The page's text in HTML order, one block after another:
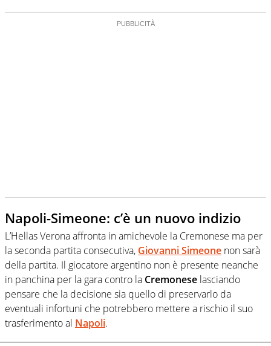
Napoli-Simeone: c’è un nuovo indizio
L’Hellas Verona affronta in amichevole la Cremonese ma per
la seconda partita consecutiva, Giovanni Simeone non sarà
della partita. Il giocatore argentino non è presente neanche
in panchina per la gara contro la Cremonese lasciando
pensare che la decisione sia quello di preservarlo da
eventuali infortuni che potrebbero mettere a rischio il suo
trasferimento al Napoli.